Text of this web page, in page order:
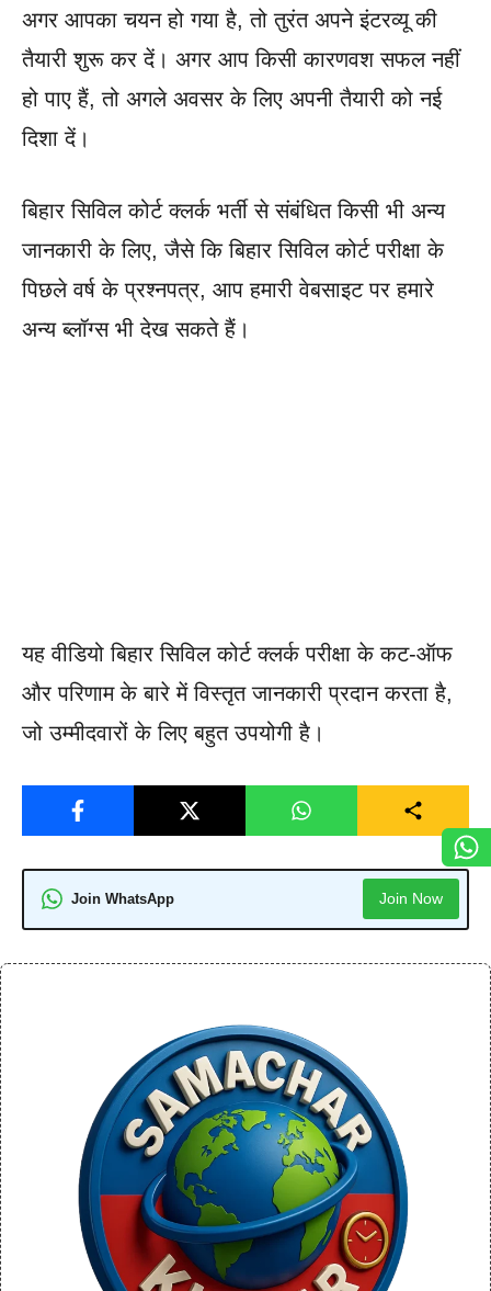
अगर आपका चयन हो गया है, तो तुरंत अपने इंटरव्यू की
तैयारी शुरू कर दें। अगर आप किसी कारणवश सफल नहीं
हो पाए हैं, तो अगले अवसर के लिए अपनी तैयारी को नई
दिशा दें।
बिहार सिविल कोर्ट क्लर्क भर्ती से संबंधित किसी भी अन्य
जानकारी के लिए, जैसे कि बिहार सिविल कोर्ट परीक्षा के
पिछले वर्ष के प्रश्नपत्र, आप हमारी वेबसाइट पर हमारे
अन्य ब्लॉग्स भी देख सकते हैं।
यह वीडियो बिहार सिविल कोर्ट क्लर्क परीक्षा के कट-ऑफ
और परिणाम के बारे में विस्तृत जानकारी प्रदान करता है,
जो उम्मीदवारों के लिए बहुत उपयोगी है।
Join WhatsApp Join Now